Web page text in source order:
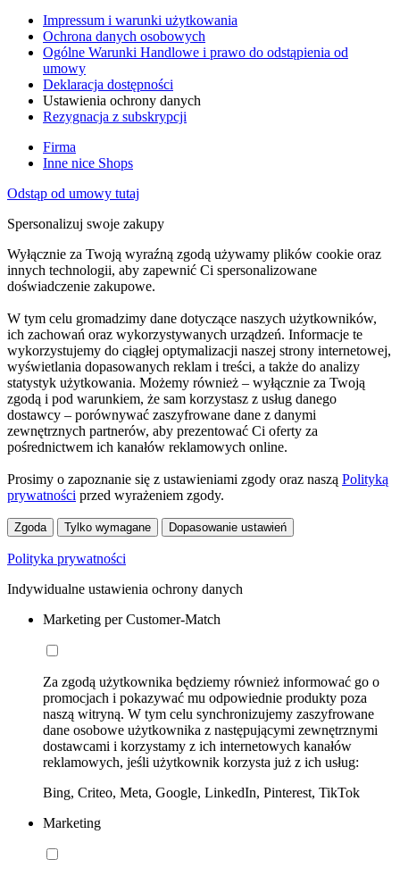
Impressum i warunki użytkowania
Ochrona danych osobowych
Ogólne Warunki Handlowe i prawo do odstąpienia od
umowy
Deklaracja dostępności
Ustawienia ochrony danych
Rezygnacja z subskrypcji
Firma
Inne nice Shops
Odstąp od umowy tutaj
Spersonalizuj swoje zakupy
Wyłącznie za Twoją wyraźną zgodą używamy plików cookie oraz
innych technologii, aby zapewnić Ci spersonalizowane
doświadczenie zakupowe.
W tym celu gromadzimy dane dotyczące naszych użytkowników,
ich zachowań oraz wykorzystywanych urządzeń. Informacje te
wykorzystujemy do ciągłej optymalizacji naszej strony internetowej,
wyświetlania dopasowanych reklam i treści, a także do analizy
statystyk użytkowania. Możemy również – wyłącznie za Twoją
zgodą i pod warunkiem, że sam korzystasz z usług danego
dostawcy – porównywać zaszyfrowane dane z danymi
zewnętrznych partnerów, aby prezentować Ci oferty za
pośrednictwem ich kanałów reklamowych online.
Prosimy o zapoznanie się z ustawieniami zgody oraz naszą Polityką
prywatności przed wyrażeniem zgody.
Zgoda Tylko wymagane Dopasowanie ustawień
Polityka prywatności
Indywidualne ustawienia ochrony danych
Marketing per Customer-Match
Za zgodą użytkownika będziemy również informować go o
promocjach i pokazywać mu odpowiednie produkty poza
naszą witryną. W tym celu synchronizujemy zaszyfrowane
dane osobowe użytkownika z następującymi zewnętrznymi
dostawcami i korzystamy z ich internetowych kanałów
reklamowych, jeśli użytkownik korzysta już z ich usług:
Bing, Criteo, Meta, Google, LinkedIn, Pinterest, TikTok
Marketing